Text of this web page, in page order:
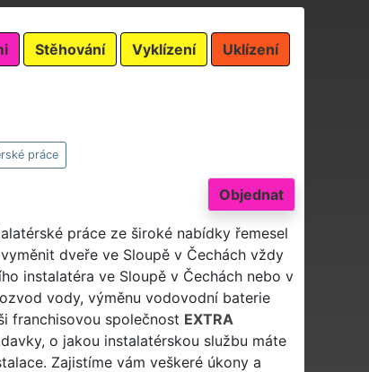
Stěhování Vyklízení Uklízení
práce
Objednat
práce ze široké nabídky řemesel
dveře ve Sloupě v Čechách vždy
instalatéra ve Sloupě v Čechách nebo v
vody, výměnu vodovodní baterie
franchisovou společnost EXTRA
o jakou instalatérskou službu máte
Zajistíme vám veškeré úkony a